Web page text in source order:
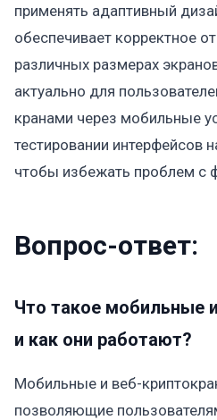
применять адаптивный
обеспечивает корректное
различных размерах
актуально для
кранами через мобильные
тестировании интерфейсов
чтобы избежать проблем с
Вопрос-ответ:
Что такое мобильные
и как они работают?
Мобильные и веб-
позволяющие